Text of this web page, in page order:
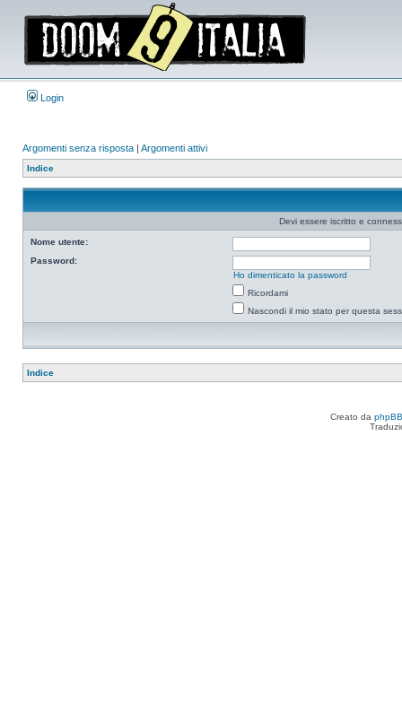
Login
Argomenti senza risposta | Argomenti attivi
Indice
Devi essere iscritto e
Nome utente:
Password:
Ho dimenticato la password
Ricordami
Nascondi il mio stato per questa
Indice
Creato da phpBB